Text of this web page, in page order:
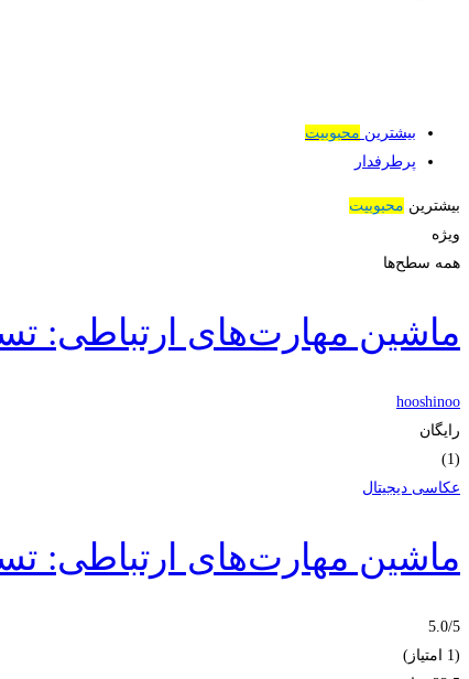
بیشترین محبوبیت
پرطرفدار
بیشترین محبوبیت
ویژه
همه سطح‌ها
ماشین مهارت‌های ارتباطی:
hooshinoo
رایگان
(1)
عکاسی دیجیتال
ماشین مهارت‌های ارتباطی:
5.0/5
(1 امتیاز)